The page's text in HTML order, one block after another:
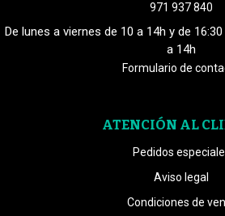
971 937 840
De lunes a viernes de 10 a 14h y de
a 14h
Formulario de
ATENCIÓN AL
Pedidos
Aviso legal
Condiciones de